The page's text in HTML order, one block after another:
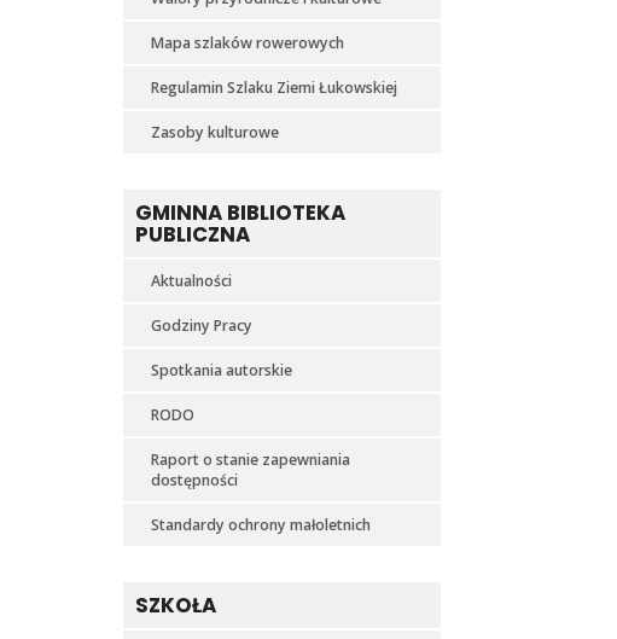
Mapa szlaków rowerowych
Regulamin Szlaku Ziemi Łukowskiej
Zasoby kulturowe
GMINNA BIBLIOTEKA
PUBLICZNA
Aktualności
Godziny Pracy
Spotkania autorskie
RODO
Raport o stanie zapewniania
dostępności
Standardy ochrony małoletnich
SZKOŁA